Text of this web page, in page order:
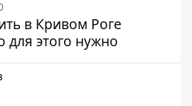
в Кривом Роге
для этого нужно